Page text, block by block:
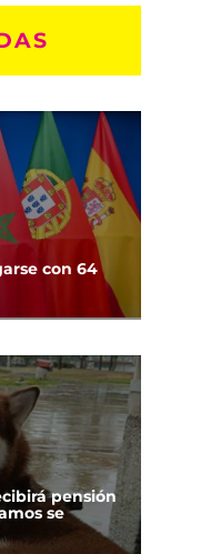
con 64
pensión
se